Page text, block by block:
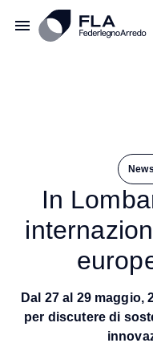
News
In
Dal 27 al 29
per discutere di